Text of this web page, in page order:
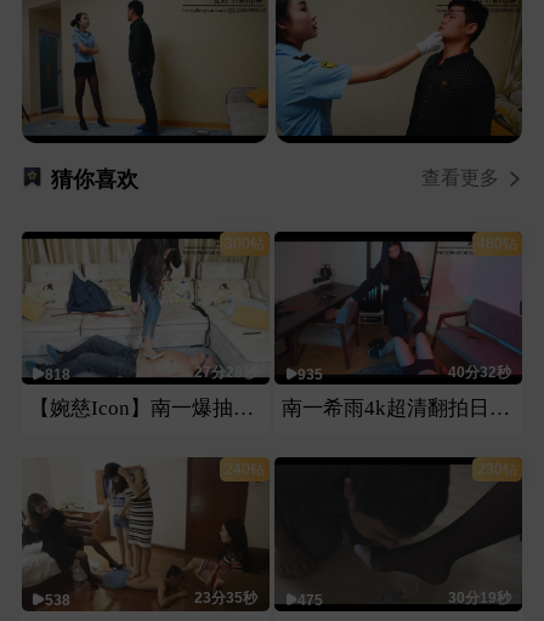
猜你喜欢 查看更多
300钻
818 27分28秒
【婉慈Icon】南一爆抽刑奴（大片第一部）
480钻
935 40分32秒
南一希雨4k超清翻拍日本番号片第一部
240钻
538 23分35秒
230钻
475 30分19秒